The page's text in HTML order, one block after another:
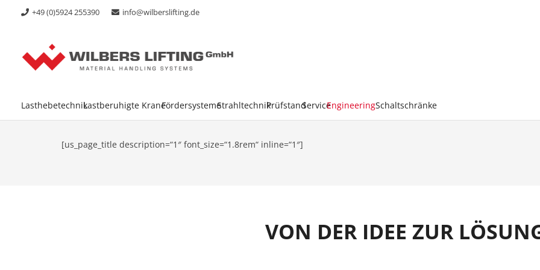
+49 (0)5924 255390 info@wilberslifting.de
LasthebetechnikLastberuhigte KraneFördersystemeStrahltechnikPrüfstandServiceEngineeringSchaltschränke
[us_page_title description=“1″ font_size=“1.8rem“ inline=“1″]
VON DER IDEE ZUR